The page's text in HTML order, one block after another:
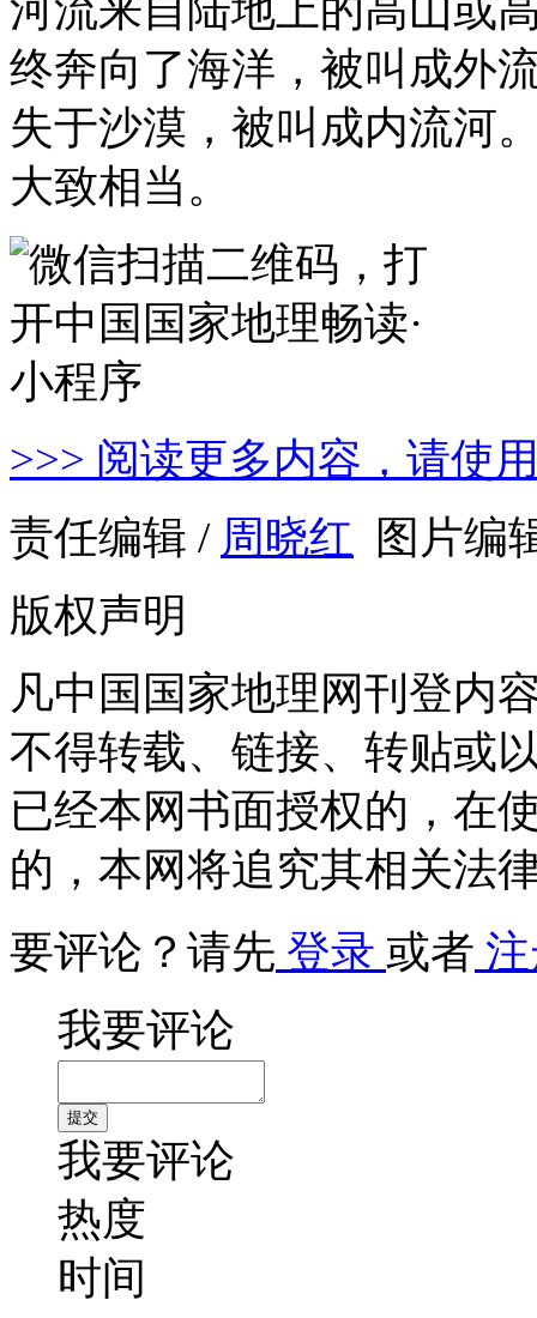
河流来自陆地上的高山或
终奔向了海洋，被叫成外
失于沙漠，被叫成内流河
大致相当。
>>> 阅读更多内容，请使
责任编辑 / 周晓红 图片编
版权声明
凡中国国家地理网刊登内
不得转载、链接、转贴或
已经本网书面授权的，在
的，本网将追究其相关法
要评论？请先 登录 或者
我要评论
我要评论
热度
时间